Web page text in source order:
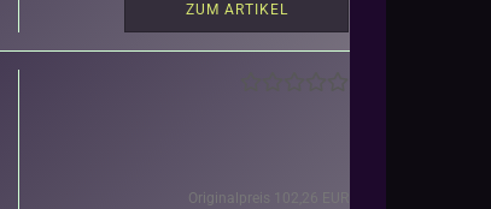
ZUM ARTIKEL
Originalpreis 102,26 EUR